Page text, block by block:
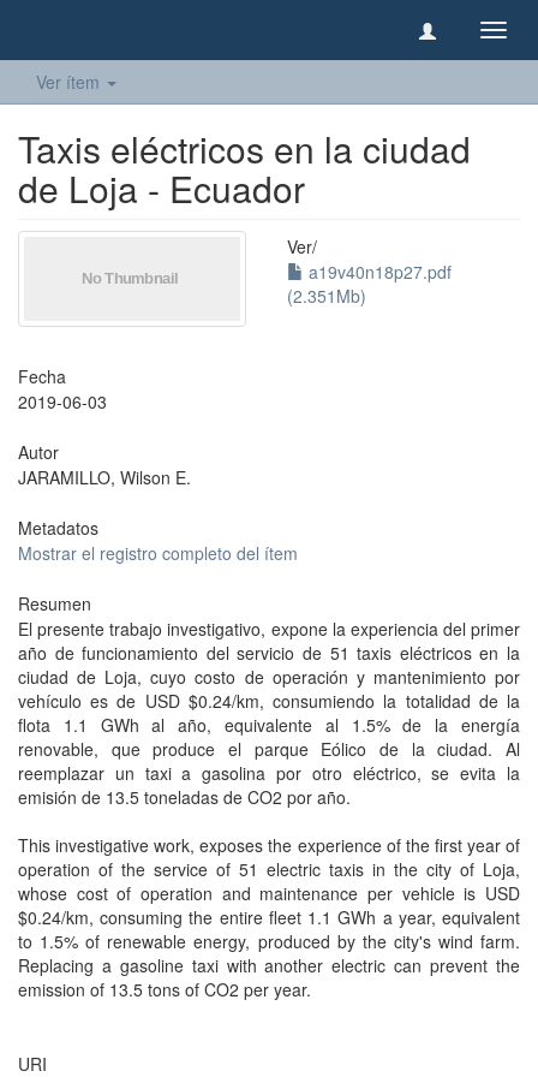
Ver ítem
Taxis eléctricos en la ciudad
de Loja - Ecuador
Ver/
a19v40n18p27.pdf
(2.351Mb)
Fecha
2019-06-03
Autor
JARAMILLO, Wilson E.
Metadatos
Mostrar el registro completo del ítem
Resumen
El presente trabajo investigativo, expone la experiencia del primer
año de funcionamiento del servicio de 51 taxis eléctricos en la
ciudad de Loja, cuyo costo de operación y mantenimiento por
vehículo es de USD $0.24/km, consumiendo la totalidad de la
flota 1.1 GWh al año, equivalente al 1.5% de la energía
renovable, que produce el parque Eólico de la ciudad. Al
reemplazar un taxi a gasolina por otro eléctrico, se evita la
emisión de 13.5 toneladas de CO2 por año.
This investigative work, exposes the experience of the first year of
operation of the service of 51 electric taxis in the city of Loja,
whose cost of operation and maintenance per vehicle is USD
$0.24/km, consuming the entire fleet 1.1 GWh a year, equivalent
to 1.5% of renewable energy, produced by the city's wind farm.
Replacing a gasoline taxi with another electric can prevent the
emission of 13.5 tons of CO2 per year.
URI